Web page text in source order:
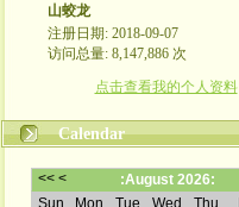
山蛟龙
注册日期: 2018-09-07
访问总量: 8,147,886 次
点击查看我的个人资料
Calendar